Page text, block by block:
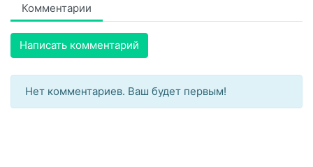
Комментарии
Написать комментарий
Нет комментариев. Ваш будет первым!